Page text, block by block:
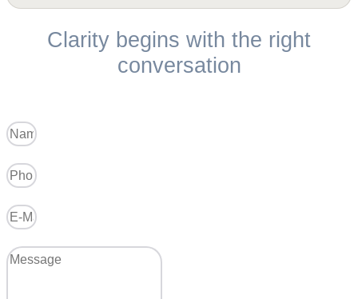
Clarity begins with the right
conversation